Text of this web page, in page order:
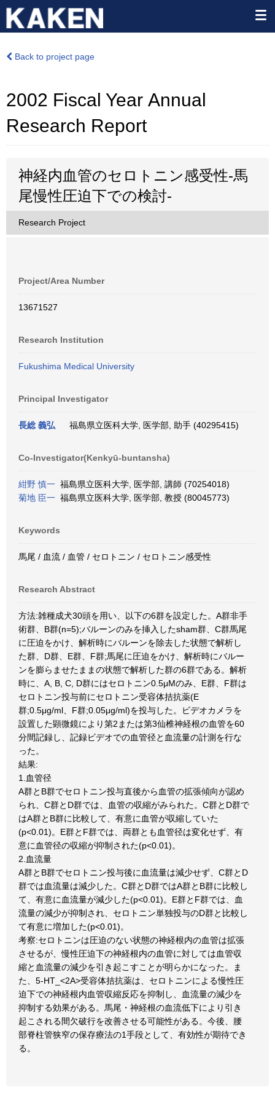
Back to project page
2002 Fiscal Year Annual
Research Report
神経内血管のセロトニン感受性-馬
尾慢性圧迫下での検討-
Research Project
Project/Area Number
13671527
Research Institution
Fukushima Medical University
Principal Investigator
長総 義弘 福島県立医科大学, 医学部, 助手 (40295415)
Co-Investigator(Kenkyū-buntansha)
紺野 慎一 福島県立医科大学, 医学部, 講師 (70254018)
菊地 臣一 福島県立医科大学, 医学部, 教授 (80045773)
Keywords
馬尾 / 血流 / 血管 / セロトニン / セロトニン感受性
Research Abstract
方法:雑種成犬30頭を用い、以下の6群を設定した。A群非手
術群、B群(n=5);バルーンのみを挿入したsham群、C群馬尾
に圧迫をかけ、解析時にバルーンを除去した状態で解析し
た群、D群、E群、F群;馬尾に圧迫をかけ、解析時にバルー
ンを膨らませたままの状態で解析した群の6群である。解析
時に、A, B, C, D群にはセロトニン0.5μMのみ、E群、F群は
セロトニン投与前にセロトニン受容体拮抗薬(E
群;0.5μg/ml、F群;0.05μg/ml)を投与した。ビデオカメラを
設置した顕微鏡により第2または第3仙椎神経根の血管を60
分間記録し、記録ビデオでの血管径と血流量の計測を行な
った。
結果:
1.血管径
A群とB群でセロトニン投与直後から血管の拡張傾向が認め
られ、C群とD群では、血管の収縮がみられた。C群とD群で
はA群とB群に比較して、有意に血管が収縮していた
(p<0.01)。E群とF群では、両群とも血管径は変化せず、有
意に血管径の収縮が抑制された(p<0.01)。
2.血流量
A群とB群でセロトニン投与後に血流量は減少せず、C群とD
群では血流量は減少した。C群とD群ではA群とB群に比較し
て、有意に血流量が減少した(p<0.01)。E群とF群では、血
流量の減少が抑制され、セロトニン単独投与のD群と比較し
て有意に増加した(p<0.01)。
考察:セロトニンは圧迫のない状態の神経根内の血管は拡張
させるが、慢性圧迫下の神経根内の血管に対しては血管収
縮と血流量の減少を引き起こすことが明らかになった。ま
た、5-HT_<2A>受容体拮抗薬は、セロトニンによる慢性圧
迫下での神経根内血管収縮反応を抑制し、血流量の減少を
抑制する効果がある。馬尾・神経根の血流低下により引き
起こされる間欠破行を改善させる可能性がある。今後、腰
部脊柱管狭窄の保存療法の1手段として、有効性が期待でき
る。